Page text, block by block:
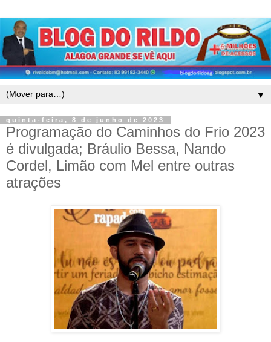
▼
quinta-feira, 8 de junho de 2023
Programação do Caminhos do Frio 2023
é divulgada; Bráulio Bessa, Nando
Cordel, Limão com Mel entre outras
atrações